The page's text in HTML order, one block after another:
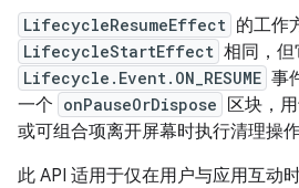
LifecycleResumeEffect 的工作
LifecycleStartEffect 相同，但
Lifecycle.Event.ON_RESUME 事
一个 onPauseOrDispose 区块，
或可组合项离开屏幕时执行清理操作
此 API 适用于仅在用户与应用互动